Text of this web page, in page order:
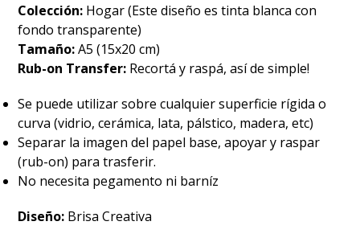
Colección: Hogar (Este diseño es tinta blanca con
fondo transparente)
Tamaño:A5 (15x20 cm)
Rub-on Transfer: Recortá y raspá, así de simple!
Se puede utilizar sobre cualquier superficie rígida o
curva (vidrio, cerámica, lata, pálstico, madera, etc)
Separar la imagen del papel base, apoyar y raspar
(rub-on) para trasferir.
No necesita pegamento ni barníz
Diseño: Brisa Creativa